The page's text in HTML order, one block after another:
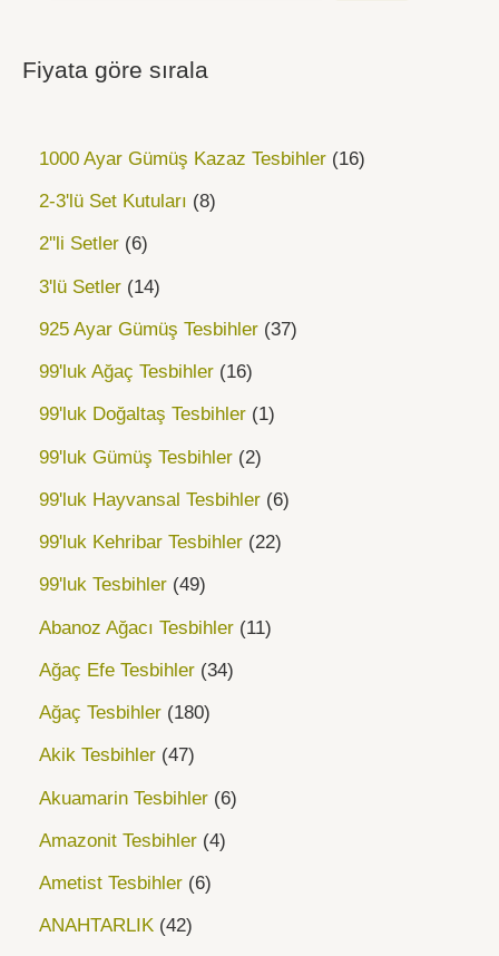
Fiyata göre sırala
1000 Ayar Gümüş Kazaz Tesbihler 16
2-3'lü Set Kutuları 8
2''li Setler 6
3'lü Setler 14
925 Ayar Gümüş Tesbihler 37
99'luk Ağaç Tesbihler 16
99'luk Doğaltaş Tesbihler 1
99'luk Gümüş Tesbihler 2
99'luk Hayvansal Tesbihler 6
99'luk Kehribar Tesbihler 22
99'luk Tesbihler 49
Abanoz Ağacı Tesbihler 11
Ağaç Efe Tesbihler 34
Ağaç Tesbihler 180
Akik Tesbihler 47
Akuamarin Tesbihler 6
Amazonit Tesbihler 4
Ametist Tesbihler 6
ANAHTARLIK 42